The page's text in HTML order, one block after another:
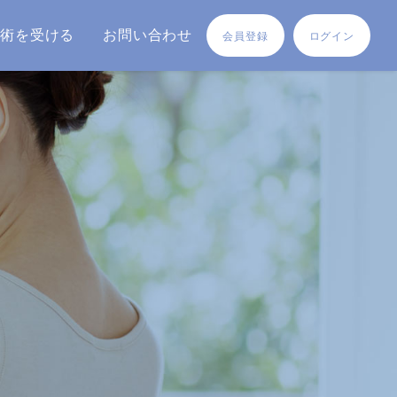
を受ける お問い合わせ 会員登録 ログイン